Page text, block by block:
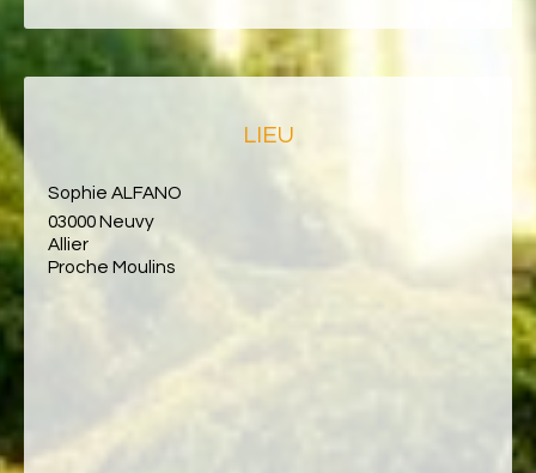
LIEU
Sophie ALFANO
03000 Neuvy
Allier
Proche Moulins